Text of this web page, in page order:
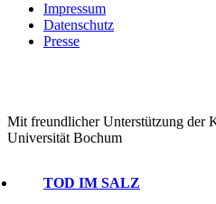
Impressum
Datenschutz
Presse
Mit freundlicher Unterstützung der
Universität Bochum
TOD IM SALZ